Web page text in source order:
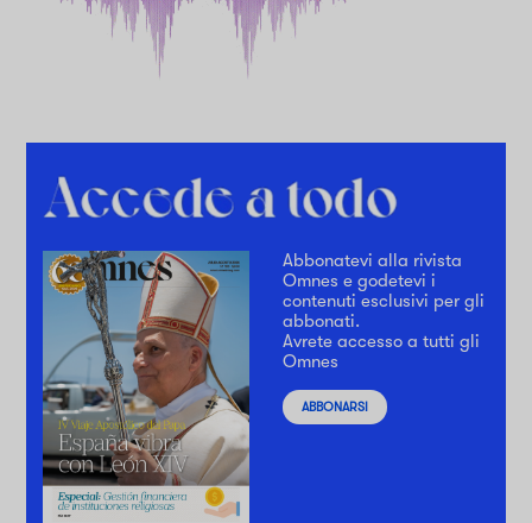
Abbonatevi alla rivista
Omnes e godetevi i
contenuti esclusivi per gli
abbonati.
Avrete accesso a tutti gli
Omnes
ABBONARSI